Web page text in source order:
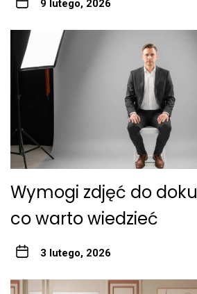
9 lutego, 2026
Wymogi zdjęć do
co warto wiedzieć
3 lutego, 2026